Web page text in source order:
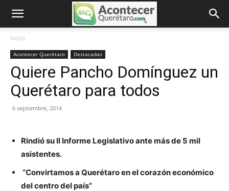
Inicio
Acontecer Querétaro Destacadas
Quiere Pancho Domínguez un
Querétaro para todos
6 septiembre, 2014
Rindió su II Informe Legislativo ante más de 5 mil
asistentes.
“Convirtamos a Querétaro en el corazón económico
del centro del país”